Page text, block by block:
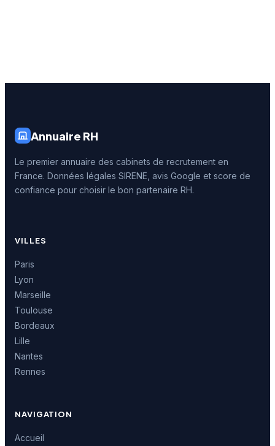
Annuaire RH
Le premier annuaire des cabinets de recrutement en
France. Données légales SIRENE, avis Google et score de
confiance pour choisir le bon partenaire RH.
VILLES
Paris
Lyon
Marseille
Toulouse
Bordeaux
Lille
Nantes
Rennes
NAVIGATION
Accueil